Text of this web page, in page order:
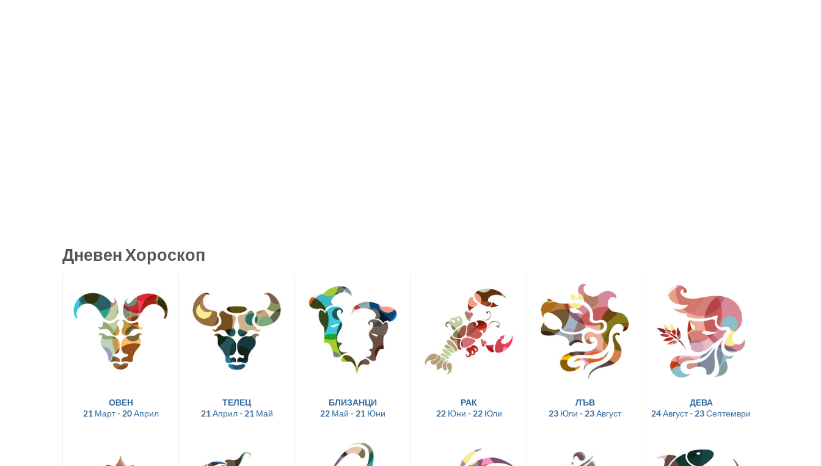
Дневен Хороскоп
ОВЕН
21 Март - 20 Април
ТЕЛЕЦ
21 Април - 21 Май
БЛИЗАНЦИ
22 Май - 21 Юни
РАК
22 Юни - 22 Юли
ЛЪВ
23 Юли - 23 Август
ДЕВА
24 Август - 23 Септември